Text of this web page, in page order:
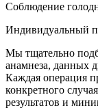
Соблюдение
Индивидуальный
Мы тщательно
анамнеза, данных
Каждая операция
конкретного
результатов и